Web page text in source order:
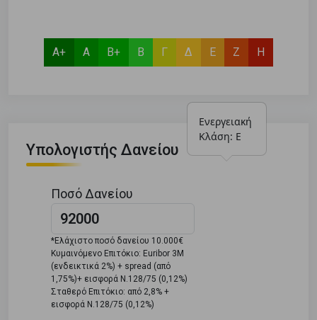
Α+ Α Β+ Β Γ Δ Ε
Ενεργειακή
Κλάση: Ε
Ζ Η
Υπολογιστής Δανείου
Ποσό Δανείου
*Ελάχιστο ποσό δανείου 10.000€
Κυμαινόμενο Επιτόκιο: Euribor 3M
(ενδεικτικά 2%) + spread (από
1,75%)+ εισφορά Ν.128/75 (0,12%)
Σταθερό Επιτόκιο: από 2,8% +
εισφορά Ν.128/75 (0,12%)